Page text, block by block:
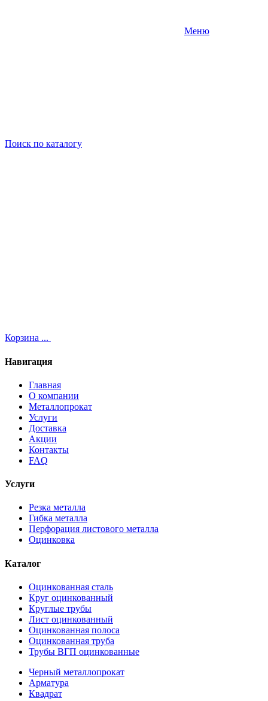
Меню
Поиск по каталогу
Корзина ...
Навигация
Главная
О компании
Металлопрокат
Услуги
Доставка
Акции
Контакты
FAQ
Услуги
Резка металла
Гибка металла
Перфорация листового металла
Оцинковка
Каталог
Оцинкованная сталь
Круг оцинкованный
Круглые трубы
Лист оцинкованный
Оцинкованная полоса
Оцинкованная труба
Трубы ВГП оцинкованные
Черный металлопрокат
Арматура
Квадрат